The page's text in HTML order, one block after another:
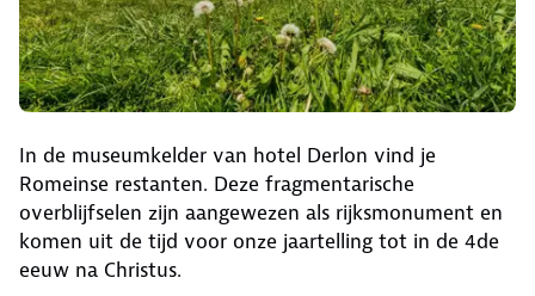
In de museumkelder van hotel Derlon vind je
Romeinse restanten. Deze fragmentarische
overblijfselen zijn aangewezen als rijksmonument en
komen uit de tijd voor onze jaartelling tot in de 4de
eeuw na Christus.